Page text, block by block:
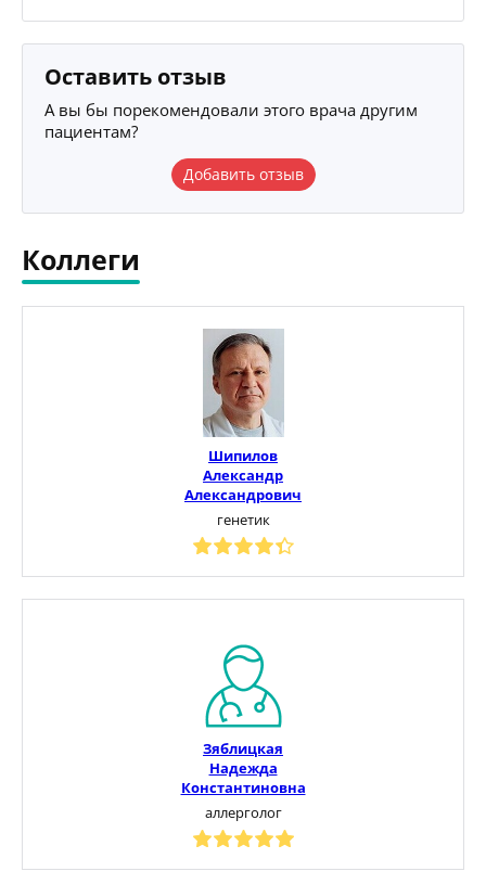
Оставить отзыв
А вы бы порекомендовали этого врача другим
пациентам?
Добавить отзыв
Коллеги
Шипилов
Александр
Александрович
генетик
Зяблицкая
Надежда
Константиновна
аллерголог